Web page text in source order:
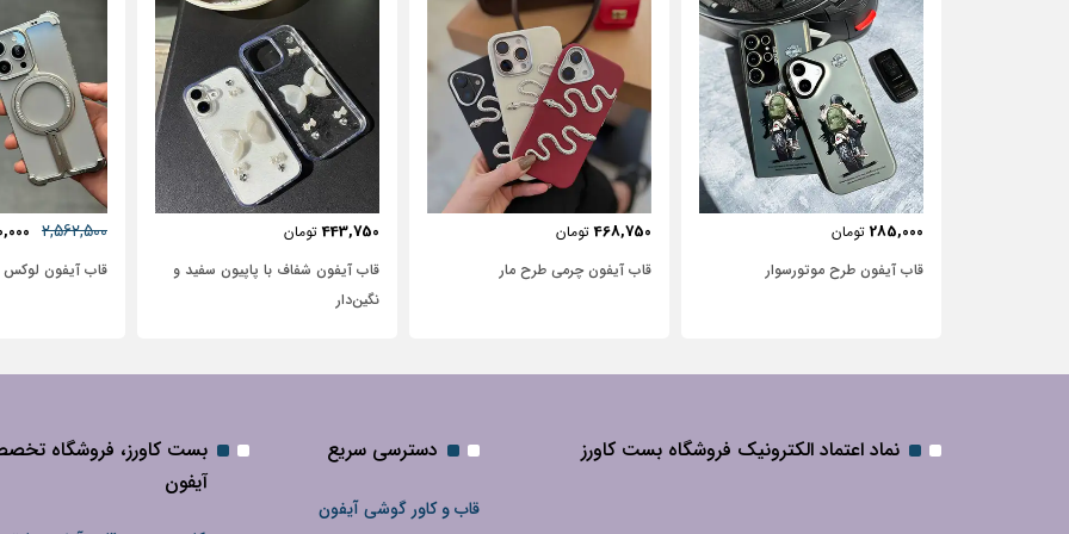
468,750 تومان
قاب آیفون چرمی طرح مار
443,750 تومان
قاب آیفون شفاف با پاپیون سفید و
2,562,500
2,950,000
قاب آیفون لوکس بامپر OATSBASF
631,250
نماد اعتماد الکترونیک فروشگاه بست کاورز دسترسی سریع
قاب و کاور گوشی آیفون
بست کاورز، فروشگاه
آیفون